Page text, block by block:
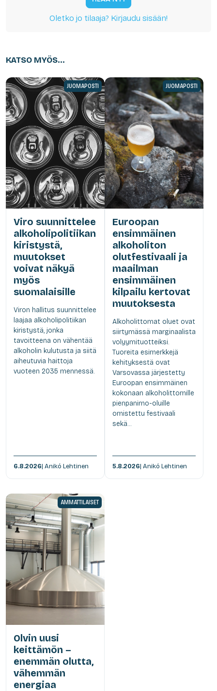
Oletko jo tilaaja? Kirjaudu sisään!
KATSO MYÖS...
JUOMAPOSTI
Viro suunnittelee
alkoholipolitiikan
kiristystä,
muutokset
voivat näkyä
myös
suomalaisille
Viron hallitus suunnittelee
laajaa alkoholipolitiikan
kiristystä, jonka
tavoitteena on vähentää
alkoholin kulutusta ja siitä
aiheutuvia haittoja
vuoteen 2035 mennessä.
6.8.2026| Anikó Lehtinen
JUOMAPOSTI
Euroopan
ensimmäinen
alkoholiton
olutfestivaali ja
maailman
ensimmäinen
kilpailu kertovat
muutoksesta
Alkoholittomat oluet ovat
siirtymässä marginaalista
volyymituotteiksi.
Tuoreita esimerkkejä
kehityksestä ovat
Varsovassa järjestetty
Euroopan ensimmäinen
kokonaan alkoholittomille
pienpanimo-oluille
omistettu festivaali
sekä...
5.8.2026| Anikó Lehtinen
AMMATTILAISET
Olvin uusi
keittämön –
enemmän olutta,
vähemmän
energiaa